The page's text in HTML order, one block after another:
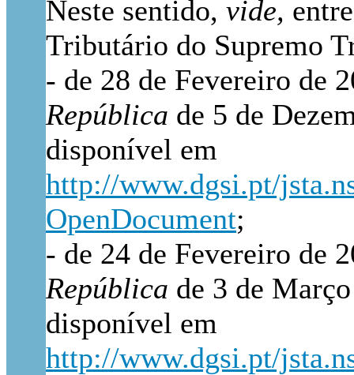
Neste sentido, vide,
Tributário do Supremo
-­ de 28 de Fevereiro de
República de 5 de
disponível em
http://www.dgsi.pt/
OpenDocument;
­- de 24 de Fevereiro de
República de 3 de
disponível em
http://www.dgsi.pt/